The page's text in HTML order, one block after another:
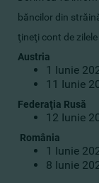
băncilor din
ţineţi cont de
Austria
1 Iunie
11 Iunie
Federaţia Rusă
12 Iunie
România
1 Iunie
8 Iunie